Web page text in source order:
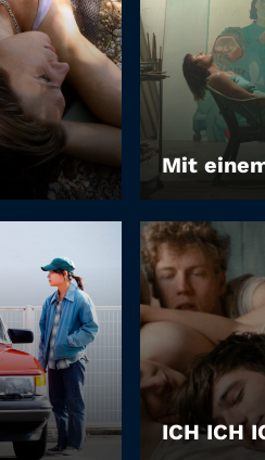
Mit
LEIHEN
ICH ICH
LEIHEN